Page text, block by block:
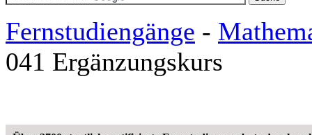
Fernstudiengänge -
041 Ergänzungskurs